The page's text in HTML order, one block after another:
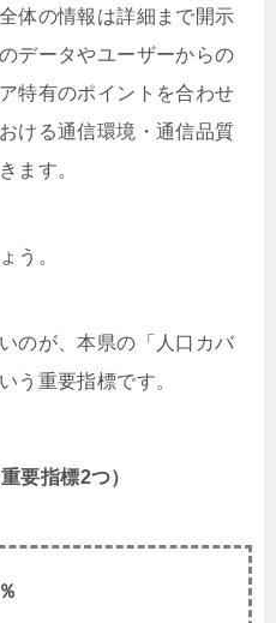
体の情報は詳細まで開示
データやユーザーからの
特有のポイントを合わせ
ける通信環境・通信品質
ます。
う。
のが、本県の「人口カバ
う重要指標です。
要指標2つ）